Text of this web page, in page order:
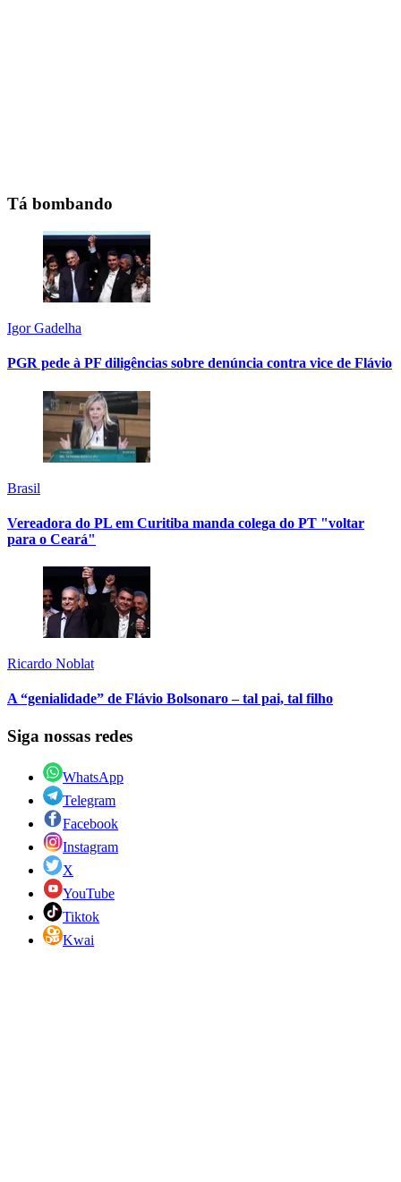
Tá bombando
Igor Gadelha
PGR pede à PF diligências sobre denúncia contra vice de Flávio
Brasil
Vereadora do PL em Curitiba manda colega do PT "voltar
para o Ceará"
Ricardo Noblat
A “genialidade” de Flávio Bolsonaro – tal pai, tal filho
Siga nossas redes
WhatsApp
Telegram
Facebook
Instagram
X
YouTube
Tiktok
Kwai